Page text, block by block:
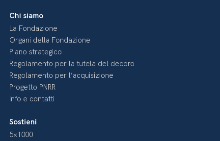
Chi siamo
La Fondazione
Organi della Fondazione
Piano strategico
Regolamento per la tutela del decoro
Regolamento per l’acquisizione
Progetto PNRR
Info e contatti
Sostieni
5×1000